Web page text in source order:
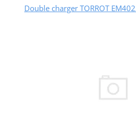
Double charger TORROT